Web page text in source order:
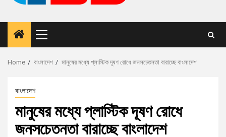
Home বাংলাদেশ মানুষের মধ্যে প্লাস্টিক দূষণ রোধে জনসচেতনতা বারাচ্ছে বাংলাদেশ
বাংলাদেশ
মানুষের মধ্যে প্লাস্টিক দূষণ রোধে
জনসচেতনতা বারাচ্ছে বাংলাদেশ